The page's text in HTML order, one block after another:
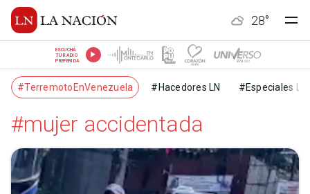
28°
ESCUCHÁ
TU RADIO
PREFERIDA
#TerremotoEnVenezuela #Hacedores LN #Especiales LN
#mujer accidentada